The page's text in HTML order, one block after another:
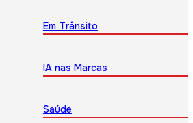
Em Trânsito
IA nas Marcas
Saúde